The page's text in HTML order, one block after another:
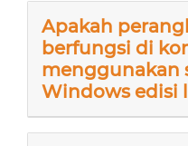
Apakah
berfungsi di
menggunakan
Windows edisi